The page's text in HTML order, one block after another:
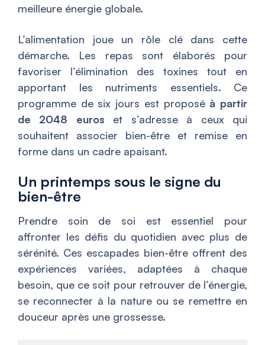
meilleure énergie globale.
L’alimentation joue un rôle clé dans cette
démarche. Les repas sont élaborés pour
favoriser l’élimination des toxines tout en
apportant les nutriments essentiels. Ce
programme de six jours est proposé à partir
de 2048 euros et s’adresse à ceux qui
souhaitent associer bien-être et remise en
forme dans un cadre apaisant.
Un printemps sous le signe du
bien-être
Prendre soin de soi est essentiel pour
affronter les défis du quotidien avec plus de
sérénité. Ces escapades bien-être offrent des
expériences variées, adaptées à chaque
besoin, que ce soit pour retrouver de l’énergie,
se reconnecter à la nature ou se remettre en
douceur après une grossesse.